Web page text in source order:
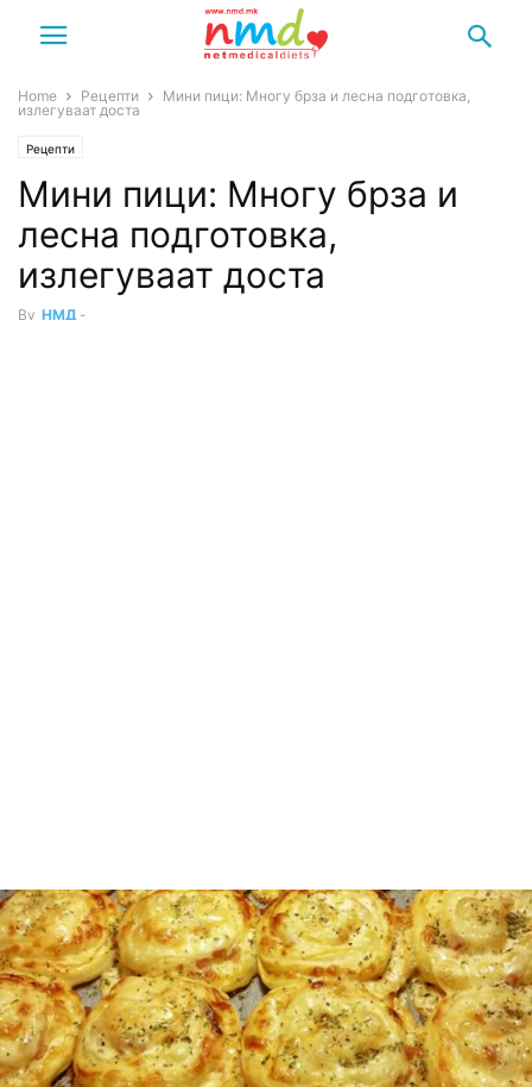
Home Рецепти
Мини пици: Многу брза и лесна подготовка,
излегуваат доста
Рецепти
Мини пици: Многу брза и
лесна подготовка,
излегуваат доста
By НМД -